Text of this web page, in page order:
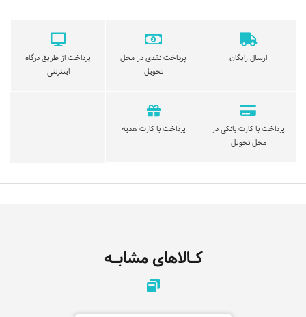
ارسال رایگان
پرداخت نقدی در محل
تحویل
پرداخت از طریق درگاه
اینترنتی
پرداخت با کارت بانکی در
محل تحویل
پرداخت با کارت هدیه
کـالاهای مشابـه